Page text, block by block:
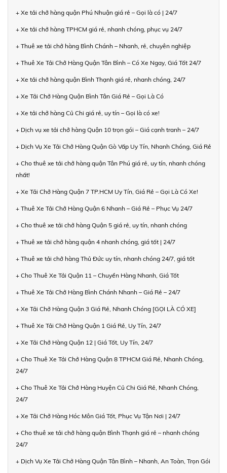
+ Xe tải chở hàng quận Phú Nhuận giá rẻ – Gọi là có | 24/7
+ Xe tải chở hàng TPHCM giá rẻ, nhanh chóng, phục vụ 24/7
+ Thuê xe tải chở hàng Bình Chánh – Nhanh, rẻ, chuyên nghiệp
+ Thuê Xe Tải Chở Hàng Quận Tân Bình – Có Xe Ngay, Giá Tốt 24/7
+ Xe tải chở hàng quận Bình Thạnh giá rẻ, nhanh chóng, 24/7
+ Xe Tải Chở Hàng Quận Bình Tân Giá Rẻ – Gọi Là Có
+ Xe tải chở hàng Củ Chi giá rẻ, uy tín – Gọi là có xe!
+ Dịch vụ xe tải chở hàng Quận 10 trọn gói – Giá cạnh tranh – 24/7
+ Dịch Vụ Xe Tải Chở Hàng Quận Gò Vấp Uy Tín, Nhanh Chóng, Giá Rẻ
+ Cho thuê xe tải chở hàng quận Tân Phú giá rẻ, uy tín, nhanh chóng
nhất!
+ Xe Tải Chở Hàng Quận 7 TP.HCM Uy Tín, Giá Rẻ – Gọi Là Có Xe!
+ Thuê Xe Tải Chở Hàng Quận 6 Nhanh – Giá Rẻ – Phục Vụ 24/7
+ Cho thuê xe tải chở hàng Quận 5 giá rẻ, uy tín, nhanh chóng
+ Thuê xe tải chở hàng quận 4 nhanh chóng, giá tốt | 24/7
+ Thuê xe tải chở hàng Thủ Đức uy tín, nhanh chóng 24/7, giá tốt
+ Cho Thuê Xe Tải Quận 11 – Chuyển Hàng Nhanh, Giá Tốt
+ Thuê Xe Tải Chở Hàng Bình Chánh Nhanh – Giá Rẻ – 24/7
+ Xe Tải Chở Hàng Quận 3 Giá Rẻ, Nhanh Chóng [GỌI LÀ CÓ XE]
+ Thuê Xe Tải Chở Hàng Quận 1 Giá Rẻ, Uy Tín, 24/7
+ Xe Tải Chở Hàng Quận 12 | Giá Tốt, Uy Tín, 24/7
+ Cho Thuê Xe Tải Chở Hàng Quận 8 TPHCM Giá Rẻ, Nhanh Chóng,
24/7
+ Cho Thuê Xe Tải Chở Hàng Huyện Củ Chi Giá Rẻ, Nhanh Chóng,
24/7
+ Xe Tải Chở Hàng Hóc Môn Giá Tốt, Phục Vụ Tận Nơi | 24/7
+ Cho thuê xe tải chở hàng quận Bình Thạnh giá rẻ – nhanh chóng
24/7
+ Dịch Vụ Xe Tải Chở Hàng Quận Tân Bình – Nhanh, An Toàn, Trọn Gói